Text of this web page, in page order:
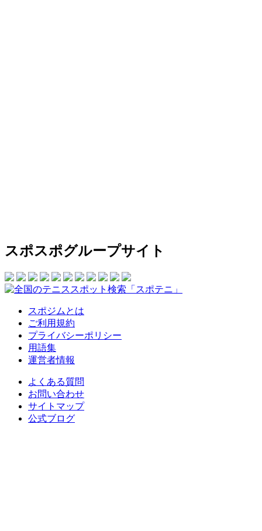
スポスポグループサイト
スポジムとは
ご利用規約
プライバシーポリシー
用語集
運営者情報
よくある質問
お問い合わせ
サイトマップ
公式ブログ